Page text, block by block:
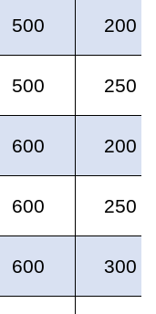
500 200
500 250
600 200
600 250
600 300